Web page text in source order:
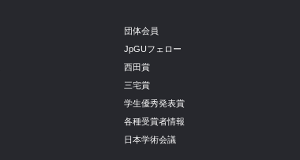
団体会員
JpGUフェロー
西田賞
三宅賞
学生優秀発表賞
各種受賞者情報
日本学術会議